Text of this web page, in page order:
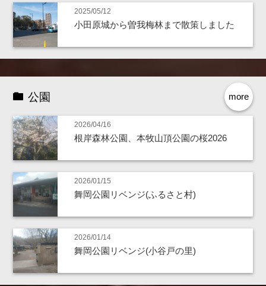
2025/05/12
小田原城から曽我梅林まで散策しました
more
公園
2026/04/16
根岸森林公園、本牧山頂公園の桜2026
2026/01/15
舞岡公園リベンジ(ふるさと村)
2026/01/14
舞岡公園リベンジ(小谷戸の里)